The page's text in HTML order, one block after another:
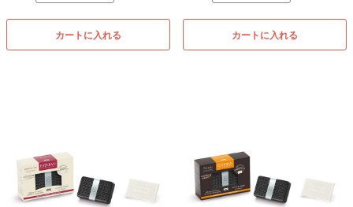
カートに入れる カートに入れる